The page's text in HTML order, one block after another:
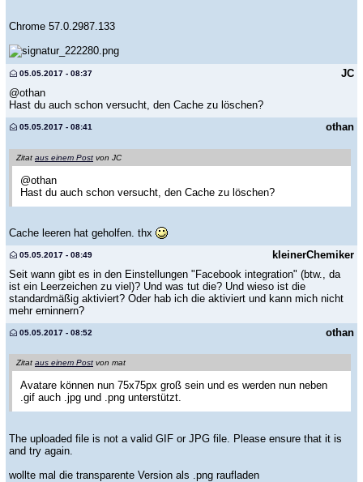
Chrome 57.0.2987.133
JC
05.05.2017 - 08:37
@othan
Hast du auch schon versucht, den Cache zu löschen?
othan
05.05.2017 - 08:41
Zitat aus einem Post von JC
@othan
Hast du auch schon versucht, den Cache zu löschen?
Cache leeren hat geholfen. thx
kleinerChemiker
05.05.2017 - 08:49
Seit wann gibt es in den Einstellungen "Facebook integration" (btw., da
ist ein Leerzeichen zu viel)? Und was tut die? Und wieso ist die
standardmäßig aktiviert? Oder hab ich die aktiviert und kann mich nicht
mehr erninnern?
othan
05.05.2017 - 08:52
Zitat aus einem Post von mat
Avatare können nun 75x75px groß sein und es werden nun neben
.gif auch .jpg und .png unterstützt.
The uploaded file is not a valid GIF or JPG file. Please ensure that it is
and try again.
wollte mal die transparente Version als .png raufladen